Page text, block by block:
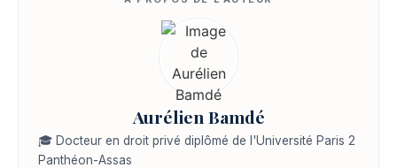
Aurélien Bamdé
🎓 Docteur en droit privé diplômé de l'Université Paris 2
Panthéon-Assas